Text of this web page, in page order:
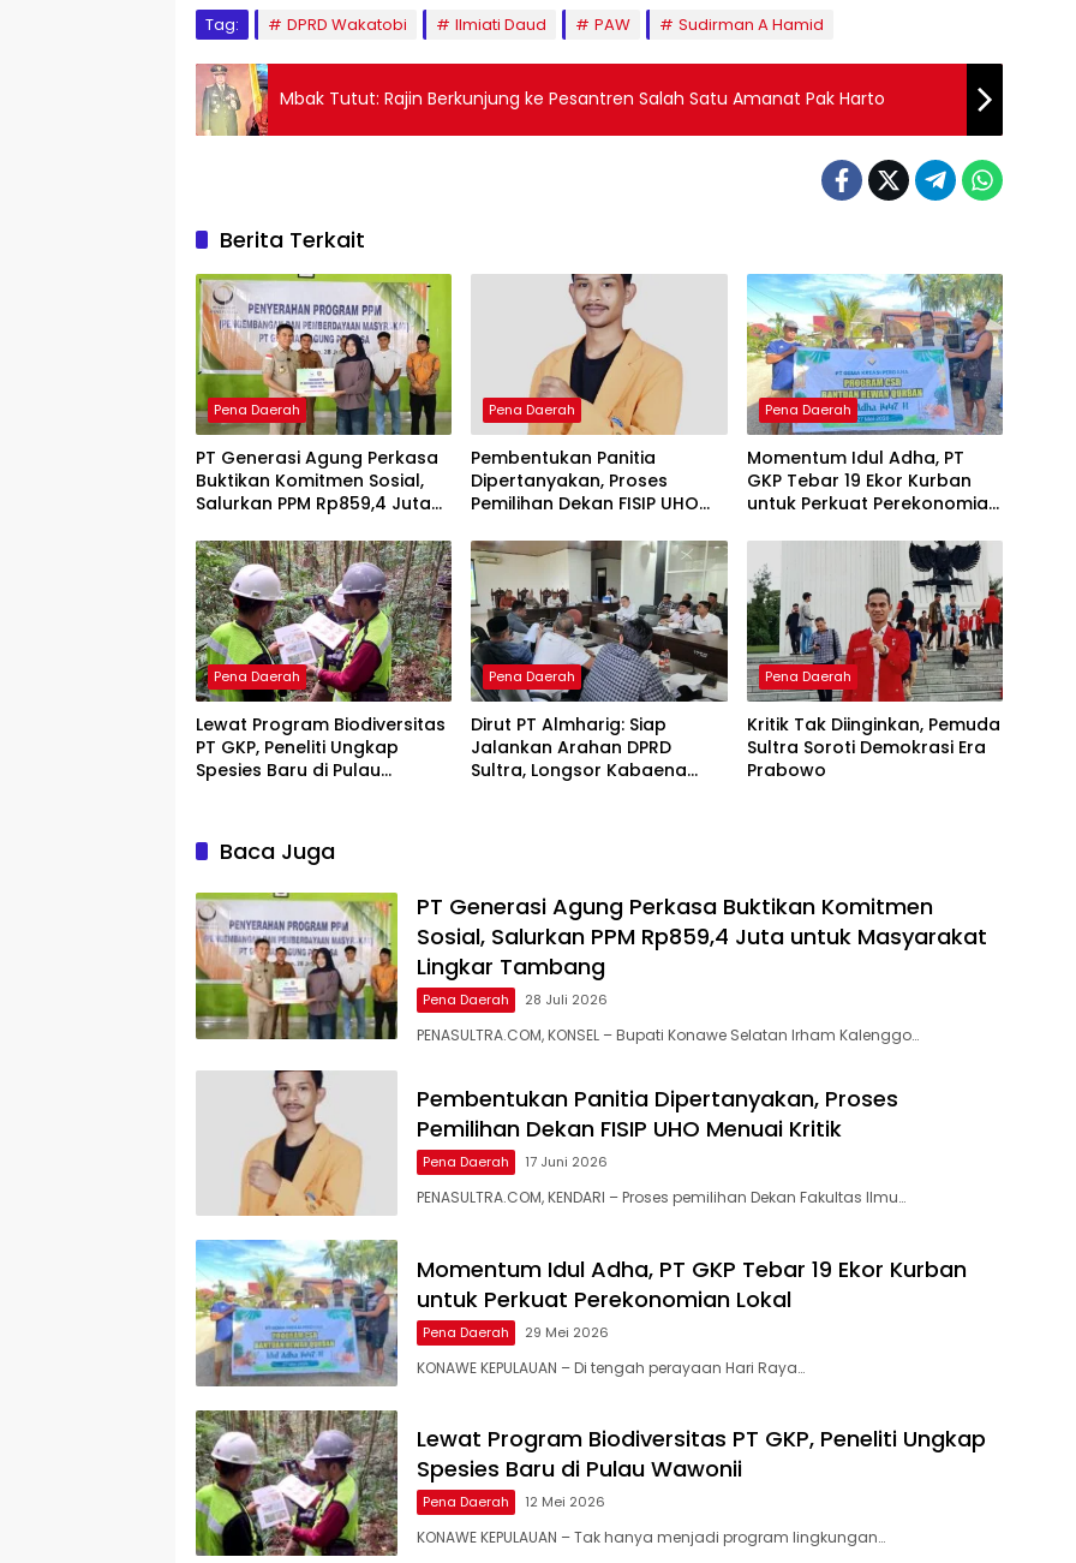
Tag: DPRD Wakatobi Ilmiati Daud PAW Sudirman A Hamid
Mbak Tutut: Rajin Berkunjung ke Pesantren Salah Satu Amanat Pak Harto
Berita Terkait
Pena Daerah
PT Generasi Agung Perkasa
Buktikan Komitmen Sosial,
Salurkan PPM Rp859,4 Juta
Tambang
Pena Daerah
Pembentukan Panitia
Dipertanyakan, Proses
Pemilihan Dekan FISIP UHO
Pena Daerah
Momentum Idul Adha, PT
GKP Tebar 19 Ekor Kurban
untuk Perkuat Perekonomian
Pena Daerah
Lewat Program Biodiversitas
PT GKP, Peneliti Ungkap
Spesies Baru di Pulau
Pena Daerah
Dirut PT Almharig: Siap
Jalankan Arahan DPRD
Sultra, Longsor Kabaena
Pena Daerah
Kritik Tak Diinginkan, Pemuda
Sultra Soroti Demokrasi Era
Prabowo
Baca Juga
PT Generasi Agung Perkasa Buktikan Komitmen
Sosial, Salurkan PPM Rp859,4 Juta untuk Masyarakat
Lingkar Tambang
Pena Daerah 28 Juli 2026
PENASULTRA.COM, KONSEL – Bupati Konawe Selatan Irham Kalenggo…
Pembentukan Panitia Dipertanyakan, Proses
Pemilihan Dekan FISIP UHO Menuai Kritik
Pena Daerah 17 Juni 2026
PENASULTRA.COM, KENDARI – Proses pemilihan Dekan Fakultas Ilmu…
Momentum Idul Adha, PT GKP Tebar 19 Ekor Kurban
untuk Perkuat Perekonomian Lokal
Pena Daerah 29 Mei 2026
KONAWE KEPULAUAN – Di tengah perayaan Hari Raya…
Lewat Program Biodiversitas PT GKP, Peneliti Ungkap
Spesies Baru di Pulau Wawonii
Pena Daerah 12 Mei 2026
KONAWE KEPULAUAN – Tak hanya menjadi program lingkungan…